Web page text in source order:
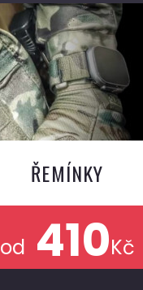
ŘEMÍNKY
od 410Kč